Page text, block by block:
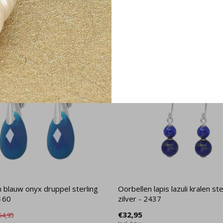
blauw onyx druppel sterling
Oorbellen lapis lazuli kralen
zilver - 2437
€32,95